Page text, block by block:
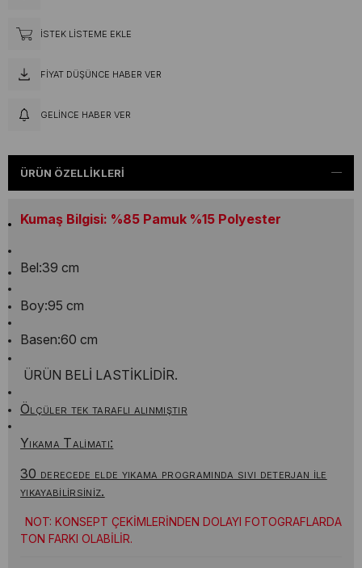
İSTEK LISTEME EKLE
FIYAT DÜŞÜNCE HABER VER
GELINCE HABER VER
ÜRÜN ÖZELLIKLERI
Kumaş Bilgisi: %85 Pamuk %15 Polyester
Bel:39 cm
Boy:95 cm
Basen:60 cm
ÜRÜN BELİ LASTİKLİDİR.
Ölçüler tek taraflı alınmıştır
Yıkama Talimatı:
30 derecede elde yıkama programında sıvı deterjan ile
yıkayabilirsiniz.
NOT: KONSEPT ÇEKİMLERİNDEN DOLAYI FOTOGRAFLARDA
TON FARKI OLABİLİR.